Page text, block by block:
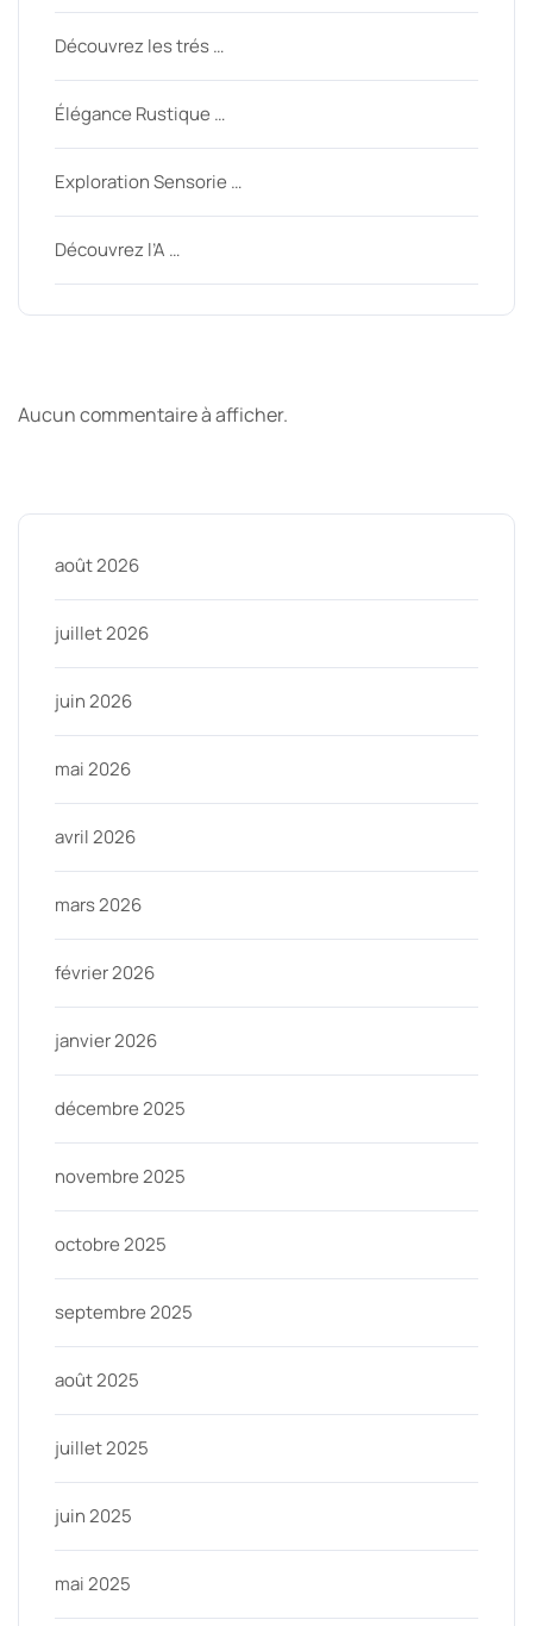
Découvrez les trés …
Élégance Rustique …
Exploration Sensorie …
Découvrez l’A …
Aucun commentaire à afficher.
août 2026
juillet 2026
juin 2026
mai 2026
avril 2026
mars 2026
février 2026
janvier 2026
décembre 2025
novembre 2025
octobre 2025
septembre 2025
août 2025
juillet 2025
juin 2025
mai 2025